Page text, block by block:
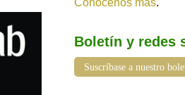
Boletín y redes
Suscríbase a nuestro